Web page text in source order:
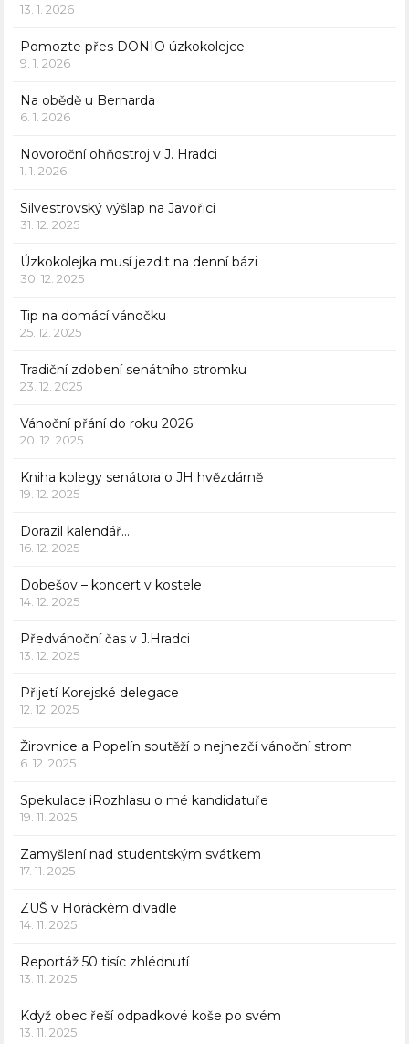
13. 1. 2026
Pomozte přes DONIO úzkokolejce
9. 1. 2026
Na obědě u Bernarda
6. 1. 2026
Novoroční ohňostroj v J. Hradci
1. 1. 2026
Silvestrovský výšlap na Javořici
31. 12. 2025
Úzkokolejka musí jezdit na denní bázi
30. 12. 2025
Tip na domácí vánočku
25. 12. 2025
Tradiční zdobení senátního stromku
23. 12. 2025
Vánoční přání do roku 2026
20. 12. 2025
Kniha kolegy senátora o JH hvězdárně
19. 12. 2025
Dorazil kalendář…
16. 12. 2025
Dobešov – koncert v kostele
14. 12. 2025
Předvánoční čas v J.Hradci
13. 12. 2025
Přijetí Korejské delegace
12. 12. 2025
Žirovnice a Popelín soutěží o nejhezčí vánoční strom
6. 12. 2025
Spekulace iRozhlasu o mé kandidatuře
19. 11. 2025
Zamyšlení nad studentským svátkem
17. 11. 2025
ZUŠ v Horáckém divadle
14. 11. 2025
Reportáž 50 tisíc zhlédnutí
13. 11. 2025
Když obec řeší odpadkové koše po svém
13. 11. 2025